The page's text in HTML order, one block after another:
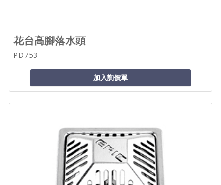
花台高腳落水頭
PD753
加入詢價單